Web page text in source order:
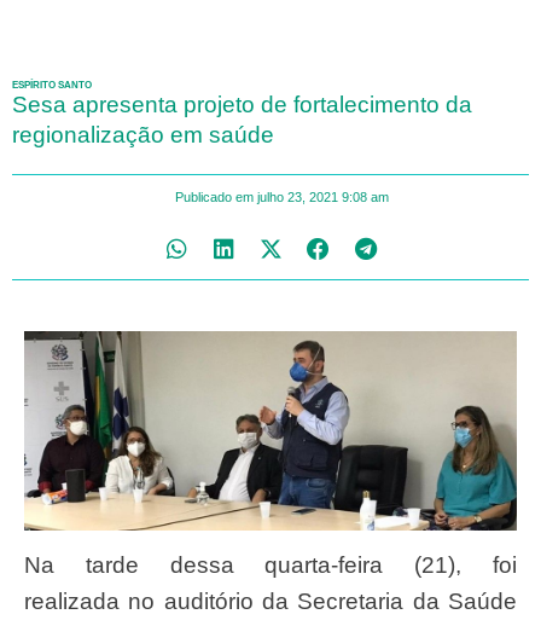
ESPÍRITO SANTO
Sesa apresenta projeto de fortalecimento da
regionalização em saúde
Publicado em julho 23, 2021 9:08 am
Na tarde dessa quarta-feira (21), foi
realizada no auditório da Secretaria da Saúde